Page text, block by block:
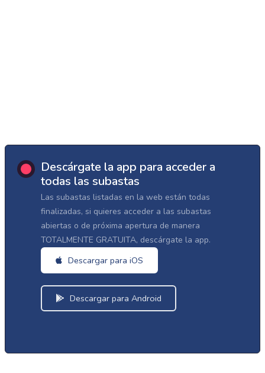
Descárgate la app para acceder a
todas las subastas
Las subastas listadas en la web están todas
finalizadas, si quieres acceder a las subastas
abiertas o de próxima apertura de manera
TOTALMENTE GRATUITA, descárgate la app.
Descargar para iOS
Descargar para Android